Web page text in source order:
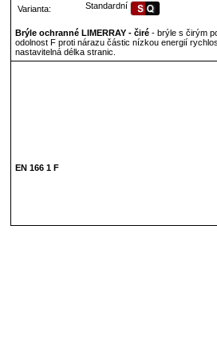
Varianta:
Standardní
Brýle ochranné LIMERRAY - čiré - brýle s čirým
odolnost F proti nárazu částic nízkou energií
nastavitelná délka stranic.
EN 166 1 F